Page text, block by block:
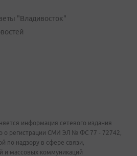
"Владивосток"
информация сетевого издания
о регистрации СМИ ЭЛ № ФС 77 - 72742,
по надзору в сфере связи,
и массовых коммуникаций